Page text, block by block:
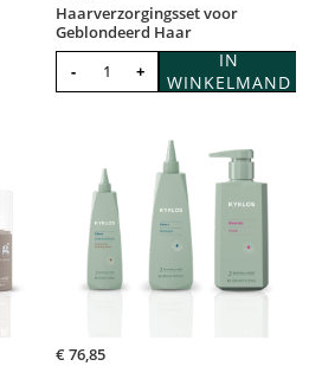
Haarverzorgingsset voor
Geblondeerd Haar
- +
IN
WINKELMAND
€76,85